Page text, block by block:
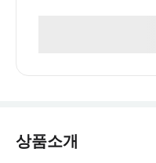
상품소개